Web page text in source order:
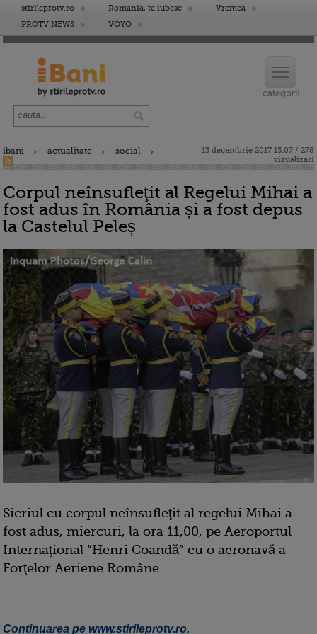
stirileprotv.ro Romania, te iubesc
Vremea
PROTV NEWS
VOYO
ibani actualitate social
13 decembrie 2017 13:07 / 278
vizualizari
Corpul neînsufleţit al Regelui Mihai a
fost adus în România și a fost depus
la Castelul Peleș
Sicriul cu corpul neînsufleţit al regelui Mihai a
fost adus, miercuri, la ora 11,00, pe Aeroportul
Internaţional “Henri Coandă” cu o aeronavă a
Forţelor Aeriene Române.
Continuarea pe www.stirileprotv.ro.